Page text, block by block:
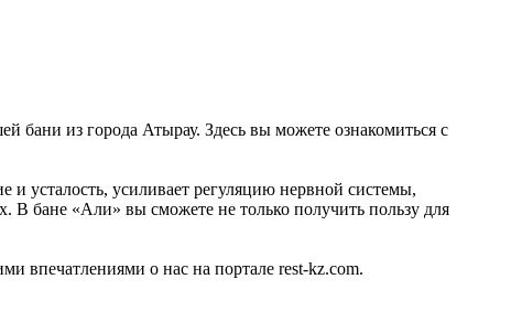
бани из города Атырау. Здесь вы можете ознакомиться с
усталость, усиливает регуляцию нервной системы,
В бане «Али» вы сможете не только получить пользу для
впечатлениями о нас на портале rest-kz.com.